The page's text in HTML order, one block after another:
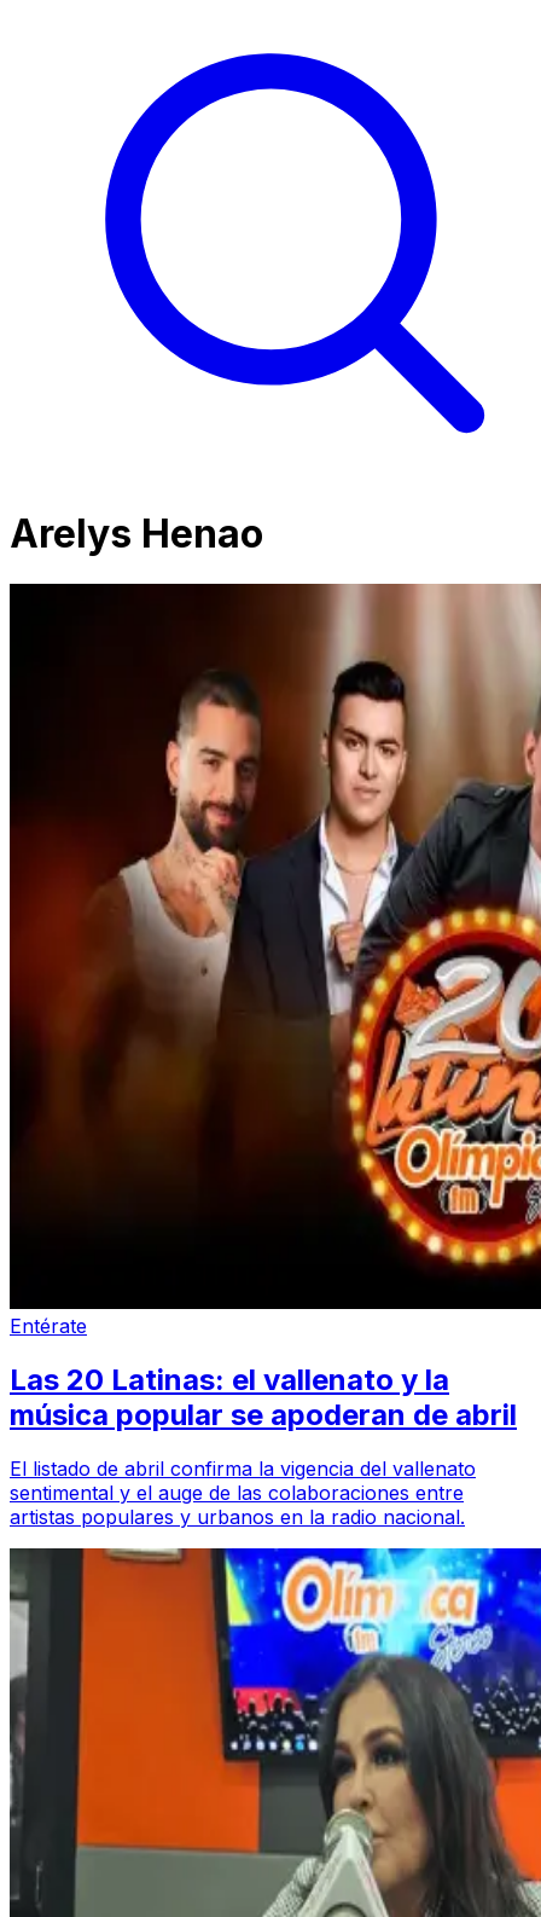
Arelys Henao
Entérate
Las 20 Latinas: el vallenato y la
música popular se apoderan de abril
El listado de abril confirma la vigencia del vallenato
sentimental y el auge de las colaboraciones entre
artistas populares y urbanos en la radio nacional.